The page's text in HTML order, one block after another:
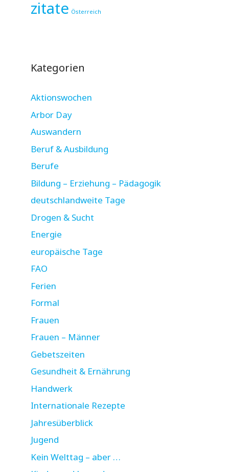
zitate Österreich
Kategorien
Aktionswochen
Arbor Day
Auswandern
Beruf & Ausbildung
Berufe
Bildung – Erziehung – Pädagogik
deutschlandweite Tage
Drogen & Sucht
Energie
europäische Tage
FAO
Ferien
Formal
Frauen
Frauen – Männer
Gebetszeiten
Gesundheit & Ernährung
Handwerk
Internationale Rezepte
Jahresüberblick
Jugend
Kein Welttag – aber …